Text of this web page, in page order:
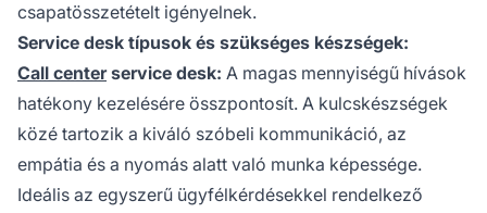
csapatösszetételt igényelnek.
Service desk típusok és szükséges készségek:
Call centerservice desk: A magas mennyiségű hívások
hatékony kezelésére összpontosít. A kulcskészségek
közé tartozik a kiváló szóbeli kommunikáció, az
empátia és a nyomás alatt való munka képessége.
Ideális az egyszerű ügyfélkérdésekkel rendelkező